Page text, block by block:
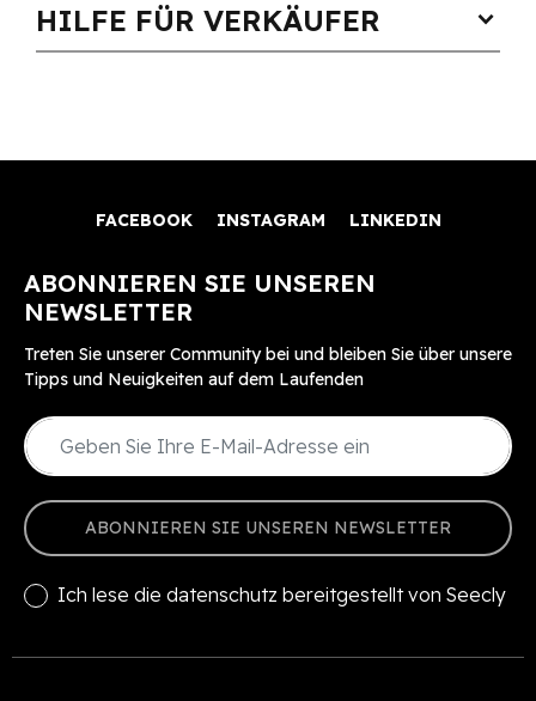
HILFE FÜR VERKÄUFER expand_more
FACEBOOK INSTAGRAM LINKEDIN
ABONNIEREN SIE UNSEREN
NEWSLETTER
Treten Sie unserer Community bei und bleiben Sie über unsere
Tipps und Neuigkeiten auf dem Laufenden
ABONNIEREN SIE UNSEREN NEWSLETTER
Ich lese die datenschutz bereitgestellt von Seecly